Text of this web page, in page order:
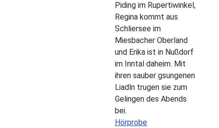
Piding im Rupertiwinkel,
Regina kommt aus
Schliersee im
Miesbacher Oberland
und Erika ist in Nußdorf
im Inntal daheim. Mit
ihren sauber gsungenen
Liadln trugen sie zum
Gelingen des Abends
bei.
Hörprobe